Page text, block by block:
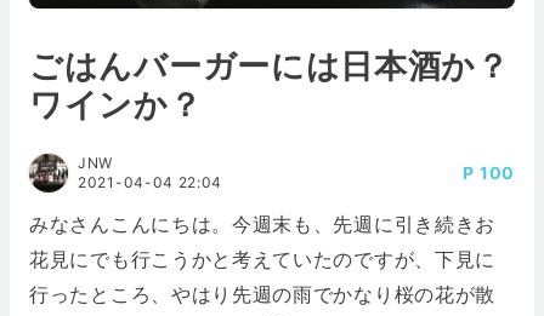
ごはんバーガーには日本酒か？
ワインか？
JNW
2021-04-04 22:04
100
みなさんこんにちは。今週末も、先週に引き続きお
花見にでも行こうかと考えていたのですが、下見に
行ったところ、やはり先週の雨でかなり桜の花が散